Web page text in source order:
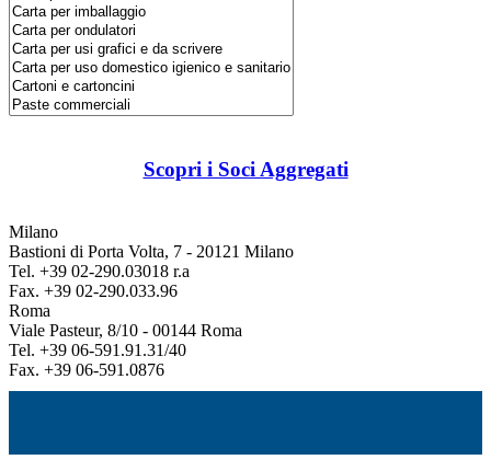
Scopri i Soci Aggregati
Milano
Bastioni di Porta Volta, 7 - 20121 Milano
Tel. +39 02-290.03018 r.a
Fax. +39 02-290.033.96
Roma
Viale Pasteur, 8/10 - 00144 Roma
Tel. +39 06-591.91.31/40
Fax. +39 06-591.0876